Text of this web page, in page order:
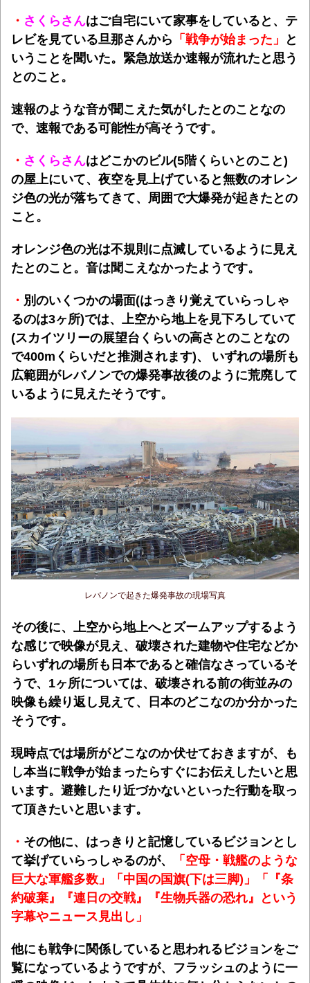
・ さくらさんはご自宅にいて家事をしていると、テ
レビを見ている旦那さんから 「戦争が始まった」
と
いうことを聞いた。 緊急放送か速報が流れたと思う
とのこと。
速報のような音が聞こえた気がしたとのことなの
で、速報である可能性が高そうです。
・ さくらさんはどこかのビル(5階くらいとのこと)
の屋上にいて、夜空を見上げていると無数のオレン
ジ色の光が落ちてきて、周囲で大爆発が起きたとの
こと。
オレンジ色の光は不規則に点滅しているように見え
たとのこと。音は聞こえなかったようです。
・ 別のいくつかの場面(はっきり覚えていらっしゃ
るのは3ヶ所)では、上空から地上を見下ろしていて
(スカイツリーの展望台くらいの高さとのことなの
で400mくらいだと推測されます)、
いずれの場所も
広範囲がレバノンでの爆発事故後のように荒廃して
いるように見えたそうです。
レバノンで起きた爆発事故の現場写真
その後に、上空から地上へとズームアップするよう
な感じで映像が見え、破壊された建物や住宅などか
らいずれの場所も日本であると確信なさっているそ
うで、 1ヶ所については、破壊される前の街並みの
映像も繰り返し見えて、日本のどこなのか分かった
そうです。
現時点では場所がどこなのか伏せておきますが、も
し本当に戦争が始まったらすぐにお伝えしたいと思
います。 避難したり近づかないといった行動を取っ
て頂きたいと思います。
・ その他に、はっきりと記憶しているビジョンとし
て挙げていらっしゃるのが、
「空母・戦艦のような
巨大な軍艦多数」「中国の国旗(下は三脚)」「『条
約破棄』『連日の交戦』『生物兵器の恐れ』という
字幕やニュース見出し」
他にも戦争に関係していると思われるビジョンをご
覧になっているようですが、フラッシュのように一